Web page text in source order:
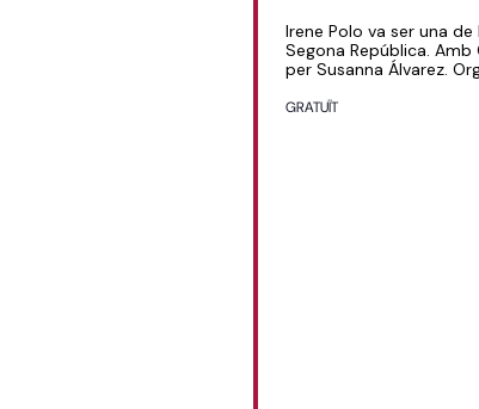
Irene Polo va ser una
Segona República.
per Susanna Álvarez.
GRATUÏT